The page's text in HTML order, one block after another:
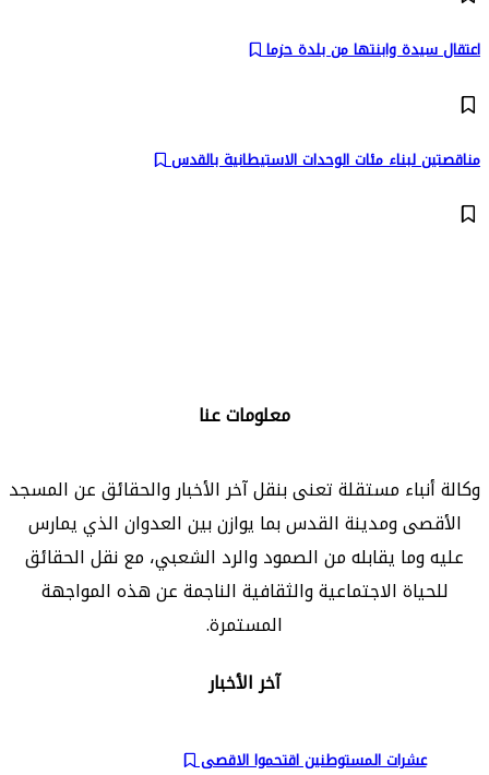
اعتقال سيدة وابنتها من بلدة حزما
مناقصتين لبناء مئات الوحدات الاستيطانية بالقدس
معلومات عنا
وكالة أنباء مستقلة تعنى بنقل آخر الأخبار والحقائق عن المسجد
الأقصى ومدينة القدس بما يوازن بين العدوان الذي يمارس
عليه وما يقابله من الصمود والرد الشعبي، مع نقل الحقائق
للحياة الاجتماعية والثقافية الناجمة عن هذه المواجهة
المستمرة.
آخر الأخبار
عشرات المستوطنين اقتحموا الاقصى